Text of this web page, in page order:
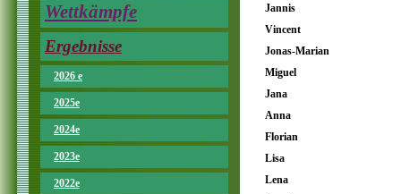
Wettkämpfe
Ergebnisse
2026 e
2025e
2024e
2023e
2022e
Jannis
Vincent
Jonas-Marian
Miguel
Jana
Anna
Florian
Lisa
Lena